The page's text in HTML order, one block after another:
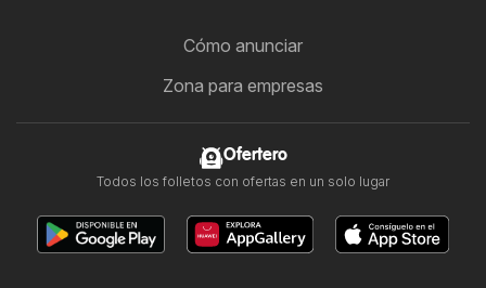
Cómo anunciar
Zona para empresas
Ofertero
Todos los folletos con ofertas en un solo lugar